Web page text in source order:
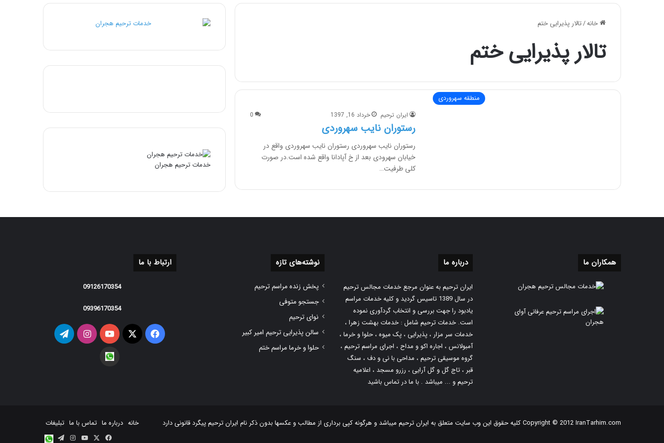
خانه/تالار پذیرایی ختم
تالار پذیرایی ختم
منطقه سهروردی
ایران ترحیم خرداد 16, 1397 0
رستوران نایب سهروردی
رستوران نایب سهروردی رستوران نایب سهروردی واقع در
خیابان سهرودی بعد از خ آپادانا واقع شده است.در صورت
کلی طرفیت…
خدمات ترحیم هجران
همکاران ما درباره ما
ایران ترحیم به عنوان مرجع خدمات مجالس ترحیم
در سال 1389 تاسیس گردید و کلیه خدمات مراسم
یادبود را جهت بررسی و انتخاب گردآوری نموده
است. خدمات ترحیم شامل : خدمات بهشت زهرا ،
خدمات سر مزار ، پذیرایی ، پک میوه ، حلوا و خرما ،
آمبولانس ، اجاره اکو و مداح ، اجرای مراسم ترحیم ،
گروه موسیقی ترحیم ، مداحی با نی و دف ، سنگ
قبر ، تاج گل و گل آرایی ، رزرو مسجد ، اعلامیه
ترحیم و ... میباشد . با ما در تماس باشید
نوشته‌های تازه
پخش زنده مراسم ترحیم
جستجو متوفی
نوای ترحیم
سالن پذیرایی ترحیم امیر کبیر
حلوا و خرما مراسم ختم
ارتباط با ما
09126170354
09396170354
فیس
X یوتیوباینستاگرامتلگرام
Copyright © 2012 IranTarhim.com کلیه حقوق این وب سایت متعلق به ایران ترحیم میباشد و هرگونه کپی برداری از مطالب و عکسها بدون ذکر نام ایران ترحیم پیگرد قانونی دارد خانه درباره ما تماس با ما تبلیغات
فیس
یوتیوباینستاگرام
تلگرام